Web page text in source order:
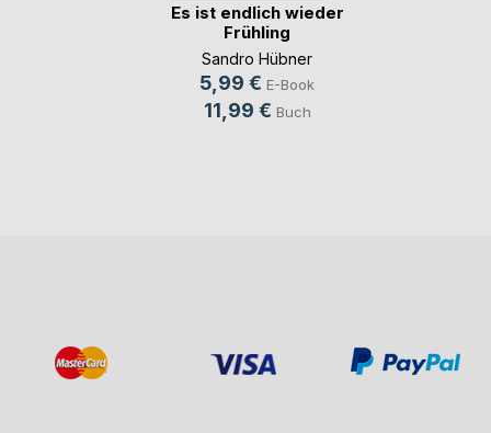
Es ist endlich wieder
Frühling
Sandro Hübner
5,99 € E-Book
11,99 € Buch